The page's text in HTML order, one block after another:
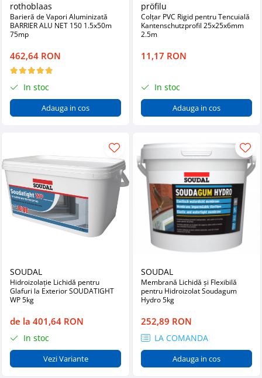
rothoblaas
Barieră de Vapori Aluminizată
BARRIER ALU NET 150 1.5x50m
75mp
462,64 RON
In stoc
Adauga in cos
pröfilu
Colțar PVC Rigid pentru Tencuială
Kantenschutzprofil 25x25x6mm
2.5m
11,17 RON
In stoc
Adauga in cos
SOUDAL
Hidroizolație Lichidă pentru
Glafuri la Exterior SOUDATIGHT
WP 5kg
de la 401,64 RON
In stoc
Vezi Variante
SOUDAL
Membrană Lichidă și Flexibilă
pentru Hidroizolat Soudagum
Hydro 5kg
252,89 RON
LA COMANDA
Adauga in cos